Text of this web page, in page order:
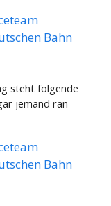
Bahn
steht folgende
jemand ran
Bahn